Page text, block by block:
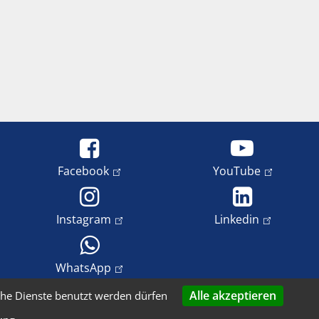
Facebook YouTube
Instagram Linkedin
WhatsApp
Copyright und Bildrechte
Dienste benutzt werden dürfen Alle akzeptieren